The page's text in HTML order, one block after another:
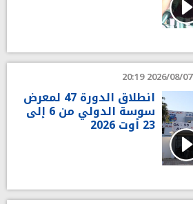
2026/08/07 20:19
انطلاق الدورة 47 لمعرض
سوسة الدولي من 6 إلى
23 أوت 2026